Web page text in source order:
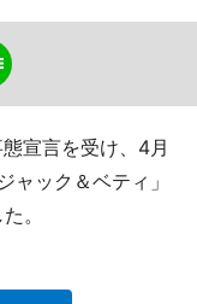
宣言を受け、4月
ャック＆ベティ」
。